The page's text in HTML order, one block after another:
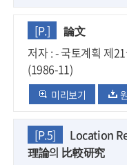
[P.]
論文
저자 : - 국토계획 제
(1986-11)
미리보기
[P.5]
Location
理論의 比較研究